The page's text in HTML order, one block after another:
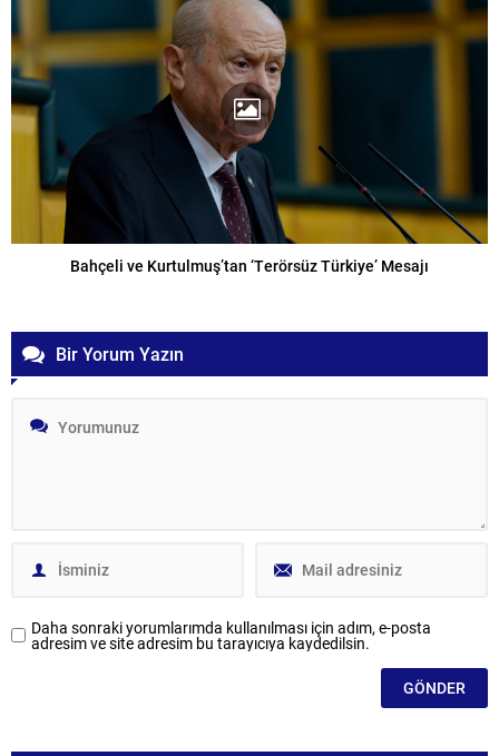
Bahçeli ve Kurtulmuş’tan ‘Terörsüz Türkiye’ Mesajı
Bir Yorum Yazın
Daha sonraki yorumlarımda kullanılması için adım, e-posta
adresim ve site adresim bu tarayıcıya kaydedilsin.